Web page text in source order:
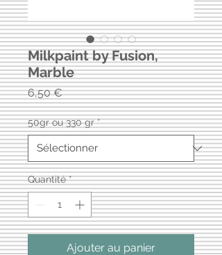
Milkpaint by Fusion,
Marble
6,50 €Prix
50gr ou 330 gr *
Quantité *
Ajouter au panier